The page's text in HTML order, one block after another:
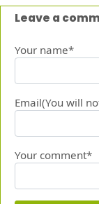
Leave a
Your name*
Email(You will
Your comment*